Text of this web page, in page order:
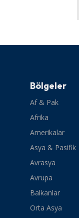
Bölgeler
Af & Pak
Afrika
Amerikalar
Asya & Pasifik
Avrasya
Avrupa
Balkanlar
Orta Asya